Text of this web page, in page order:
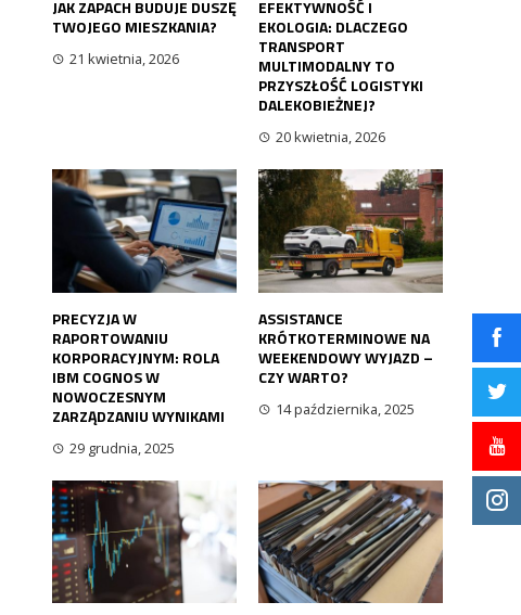
JAK ZAPACH BUDUJE DUSZĘ
TWOJEGO MIESZKANIA?
21 kwietnia, 2026
EFEKTYWNOŚĆ I
EKOLOGIA: DLACZEGO
TRANSPORT
MULTIMODALNY TO
PRZYSZŁOŚĆ LOGISTYKI
DALEKOBIEŻNEJ?
20 kwietnia, 2026
PRECYZJA W
RAPORTOWANIU
KORPORACYJNYM: ROLA
IBM COGNOS W
NOWOCZESNYM
ZARZĄDZANIU WYNIKAMI
29 grudnia, 2025
ASSISTANCE
KRÓTKOTERMINOWE NA
WEEKENDOWY WYJAZD –
CZY WARTO?
14 października, 2025